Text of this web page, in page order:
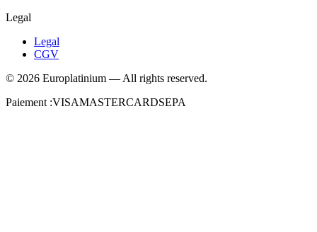
Legal
Legal
CGV
© 2026 Europlatinium — All rights reserved.
Paiement :VISAMASTERCARDSEPA